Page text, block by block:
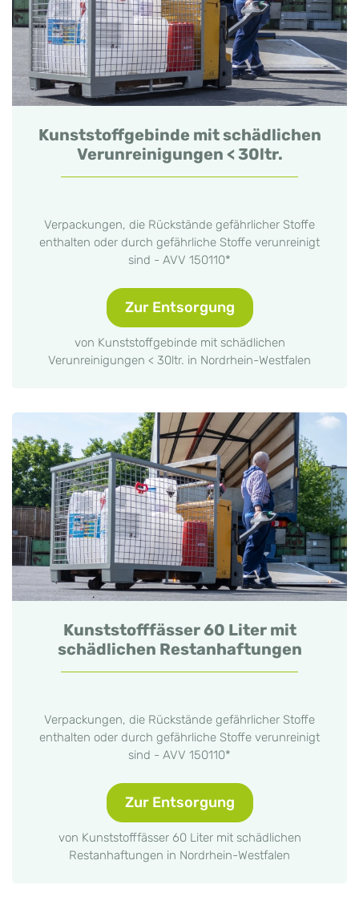
Kunststoffgebinde mit schädlichen
Verunreinigungen < 30ltr.
Verpackungen, die Rückstände gefährlicher Stoffe
enthalten oder durch gefährliche Stoffe verunreinigt
sind - AVV 150110*
Zur Entsorgung
von Kunststoffgebinde mit schädlichen
Verunreinigungen < 30ltr. in Nordrhein-Westfalen
Kunststofffässer 60 Liter mit
schädlichen Restanhaftungen
Verpackungen, die Rückstände gefährlicher Stoffe
enthalten oder durch gefährliche Stoffe verunreinigt
sind - AVV 150110*
Zur Entsorgung
von Kunststofffässer 60 Liter mit schädlichen
Restanhaftungen in Nordrhein-Westfalen